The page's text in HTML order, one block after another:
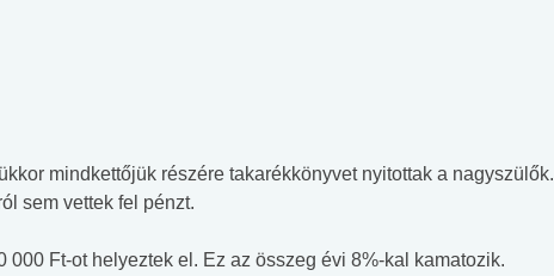
mindkettőjük részére takarékkönyvet nyitottak a nagyszülők.
sem vettek fel pénzt.
Ft-ot helyeztek el. Ez az összeg évi 8%-kal kamatozik.